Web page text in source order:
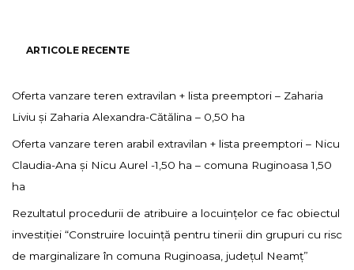
ARTICOLE RECENTE
Oferta vanzare teren extravilan + lista preemptori – Zaharia
Liviu și Zaharia Alexandra-Cătălina – 0,50 ha
Oferta vanzare teren arabil extravilan + lista preemptori – Nicu
Claudia-Ana și Nicu Aurel -1,50 ha – comuna Ruginoasa 1,50
ha
Rezultatul procedurii de atribuire a locuințelor ce fac obiectul
investiției “Construire locuință pentru tinerii din grupuri cu risc
de marginalizare în comuna Ruginoasa, județul Neamț”